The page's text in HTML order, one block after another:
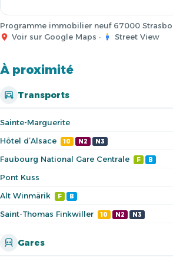
Programme immobilier neuf 67000
Voir sur Google Maps · Street View
À proximité
Transports
Sainte-Marguerite
Hôtel d’Alsace 10 N2 N3
Faubourg National Gare Centrale F B
Pont Kuss
Alt Winmärik F B
Saint-Thomas Finkwiller 10 N2 N3
Gares